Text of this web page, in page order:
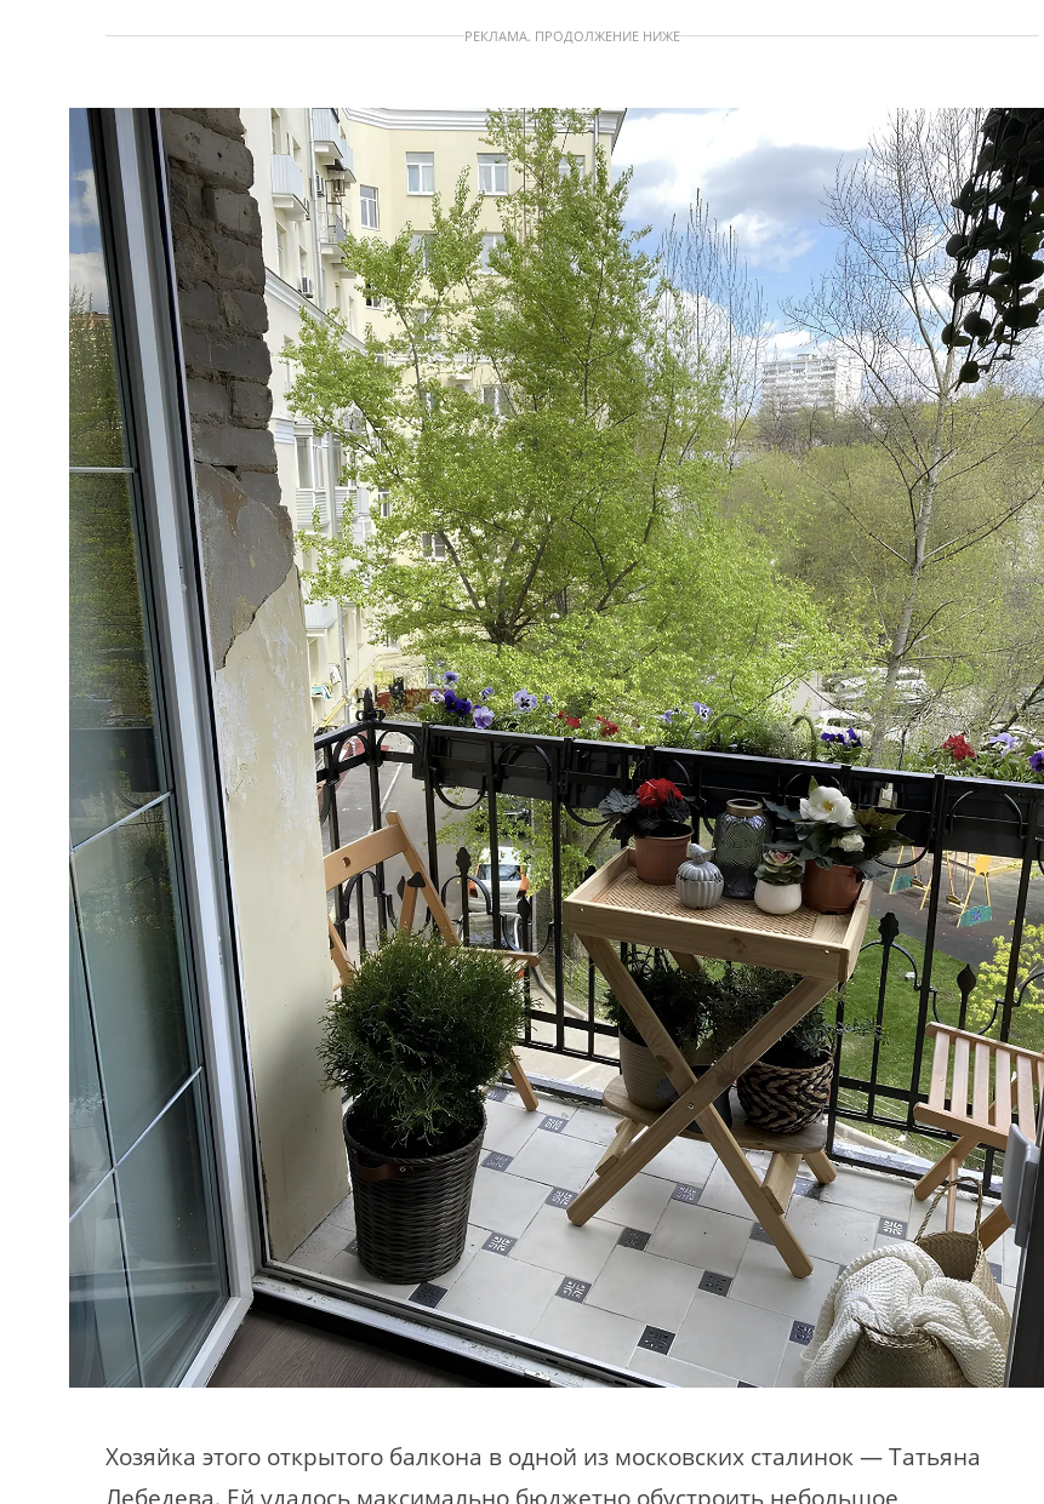
РЕКЛАМА. ПРОДОЛЖЕНИЕ НИЖЕ
Хозяйка этого открытого балкона в одной из московских сталинок — Татьяна
Лебедева. Ей удалось максимально бюджетно обустроить небольшое